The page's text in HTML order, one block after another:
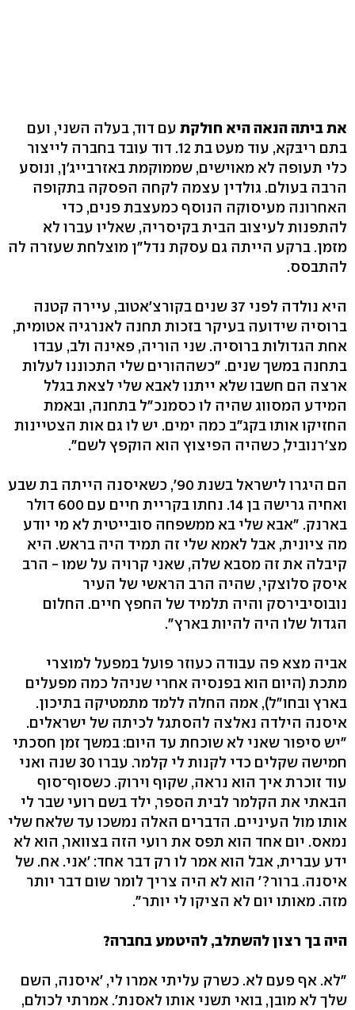
את ביתה הנאה היא חולקת עם דוד, בעלה השני, ועם
בתם ריבּקא, עוד מעט בת 12. דוד עובד בחברה לייצור
כלי תעופה לא מאוישים, שממוקמת באזרבייג'ן, ונוסע
הרבה בעולם. גולדין עצמה לקחה הפסקה בתקופה
האחרונה מעיסוקה הנוסף כמעצבת פנים, כדי
להתפנות לעיצוב הבית בקיסריה, שאליו עברו לא
מזמן. ברקע הייתה גם עסקת נדל"ן מוצלחת שעזרה לה
להתבסס.
היא נולדה לפני 37 שנים בקורצ'אטוב, עיירה קטנה
ברוסיה שידועה בעיקר בזכות תחנה לאנרגיה אטומית,
אחת הגדולות ברוסיה. שני הוריה, פאינה ולב, עבדו
בתחנה במשך שנים. "כשההורים שלי התכוננו לעלות
ארצה הם חשבו שלא ייתנו לאבא שלי לצאת בגלל
המידע המסווג שהיה לו כסמנכ"ל בתחנה, ובאמת
החזיקו אותו בקג"ב כמה ימים. יש לו גם אות הצטיינות
מצ'רנוביל, כשהיה הפיצוץ הוא הוקפץ לשם".
הם היגרו לישראל בשנת 90', כשאיסנה הייתה בת שבע
ואחיה גרישה בן 14. נחתו בקריית חיים עם 600 דולר
בארנק. "אבא שלי בא ממשפחה סובייטית לא מי יודע
מה ציונית, אבל לאמא שלי זה תמיד היה בראש. היא
קיבלה את זה מסבא שלה, שאני קרויה על שמו - הרב
איסק סלוצקי, שהיה הרב הראשי של העיר
נובוסיבירסק והיה תלמיד של החפץ חיים. החלום
הגדול שלו היה להיות בארץ".
אביה מצא פה עבודה כעוזר פועל במפעל למוצרי
מתכת (היום הוא בפנסיה אחרי שניהל כמה מפעלים
בארץ ובחו"ל), אמה החלה ללמד מתמטיקה בתיכון.
איסנה הילדה נאלצה להסתגל לכיתה של ישראלים.
"יש סיפור שאני לא שוכחת עד היום: במשך זמן חסכתי
חמישה שקלים כדי לקנות לי קלמר. עברו 30 שנה ואני
עוד זוכרת איך הוא נראה, שקוף וירוק. כשסוף־סוף
הבאתי את הקלמר לבית הספר, ילד בשם רועי שבר לי
אותו מול העיניים. הדברים האלה נמשכו עד שלאח שלי
נמאס. יום אחד הוא תפס את רועי הזה בצוואר, הוא לא
ידע עברית, אבל הוא אמר לו רק דבר אחד: 'אני. אח. של
איסנה. ברור?' הוא לא היה צריך לומר שום דבר יותר
מזה. מאותו יום לא הציקו לי יותר".
היה בך רצון להשתלב, להיטמע בחברה?
"לא. אף פעם לא. כשרק עליתי אמרו לי, 'איסנה, השם
שלך לא מובן, בואי תשני אותו לאסנת'. אמרתי לכולם,